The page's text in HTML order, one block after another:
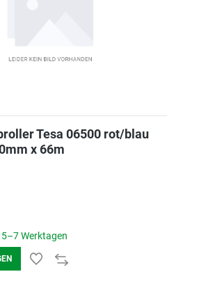
Tesa 06500 rot/blau
x 66m
Werktagen